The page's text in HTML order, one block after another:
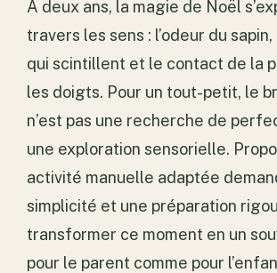
À deux ans, la magie de Noël
travers les sens : l’odeur du
qui scintillent et le contact de la
les doigts. Pour un tout-petit, le
n’est pas une recherche de
une exploration sensorielle.
activité manuelle adaptée
simplicité et une préparation
transformer ce moment en un
pour le parent comme pour